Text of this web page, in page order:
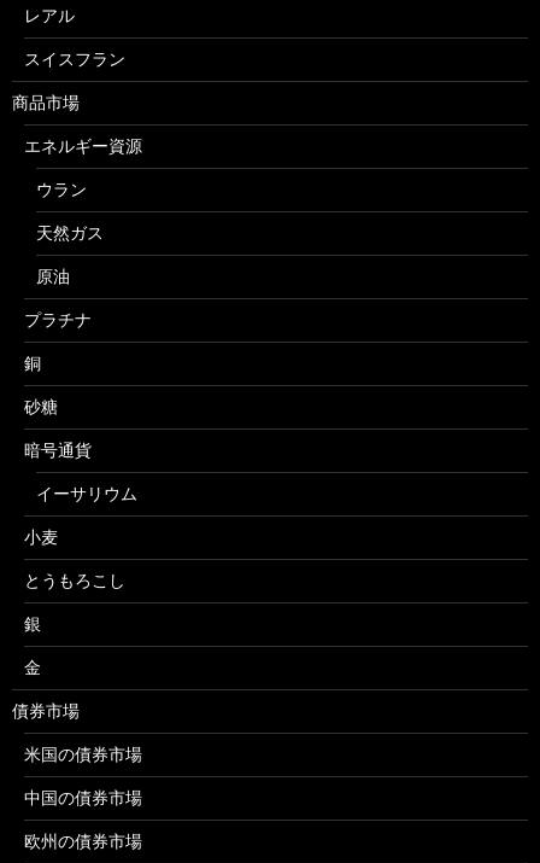
レアル
スイスフラン
商品市場
エネルギー資源
ウラン
天然ガス
原油
プラチナ
銅
砂糖
暗号通貨
イーサリウム
小麦
とうもろこし
銀
金
債券市場
米国の債券市場
中国の債券市場
欧州の債券市場